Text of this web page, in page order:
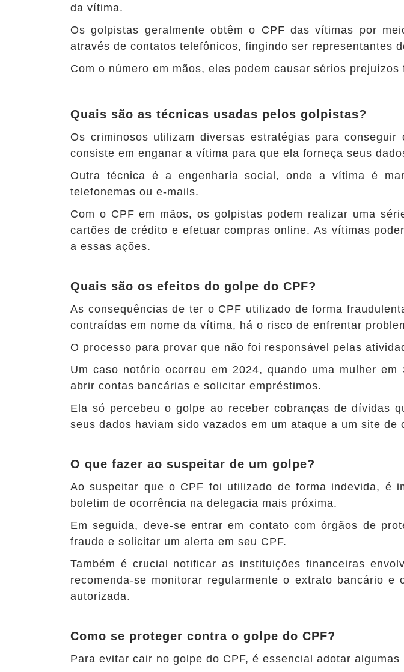
da vítima.
Os golpistas geralmente obtêm o CPF das vítimas por
através de contatos telefônicos, fingindo ser representantes
Com o número em mãos, eles podem causar sérios
Quais são as técnicas usadas pelos golpistas?
Os criminosos utilizam diversas estratégias para
consiste em enganar a vítima para que ela forneça seus
Outra técnica é a engenharia social, onde a vítima é
telefonemas ou e-mails.
Com o CPF em mãos, os golpistas podem realizar uma
cartões de crédito e efetuar compras online. As vítimas
a essas ações.
Quais são os efeitos do golpe do CPF?
As consequências de ter o CPF utilizado de forma
contraídas em nome da vítima, há o risco de enfrentar
O processo para provar que não foi responsável pelas
Um caso notório ocorreu em 2024, quando uma mulher
abrir contas bancárias e solicitar empréstimos.
Ela só percebeu o golpe ao receber cobranças de dívidas
seus dados haviam sido vazados em um ataque a um site de
O que fazer ao suspeitar de um golpe?
Ao suspeitar que o CPF foi utilizado de forma indevida, é
boletim de ocorrência na delegacia mais próxima.
Em seguida, deve-se entrar em contato com órgãos de
fraude e solicitar um alerta em seu CPF.
Também é crucial notificar as instituições financeiras
recomenda-se monitorar regularmente o extrato bancário
autorizada.
Como se proteger contra o golpe do CPF?
Para evitar cair no golpe do CPF, é essencial adotar algumas